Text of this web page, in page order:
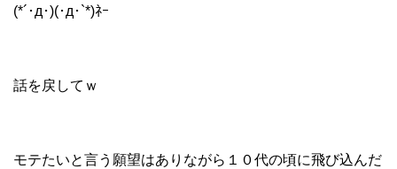
(*´･д･)(･д･`*)ﾈｰ
話を戻してｗ
モテたいと言う願望はありながら１０代の頃に飛び込んだ